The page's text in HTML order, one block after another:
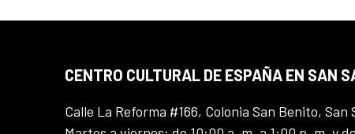
CENTRO CULTURAL DE ESPAÑA EN SAN
Calle La Reforma #166, Colonia San Benito, San